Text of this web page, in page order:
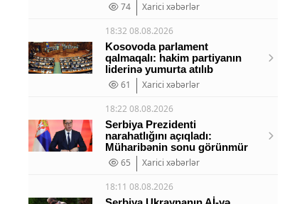
74
Xarici xəbərlər
18:32 08.08.2026
Kosovoda parlament
qalmaqalı: hakim partiyanın
liderinə yumurta atılıb
61
Xarici xəbərlər
18:22 08.08.2026
Serbiya Prezidenti
narahatlığını açıqladı:
Müharibənin sonu görünmür
65
Xarici xəbərlər
18:11 08.08.2026